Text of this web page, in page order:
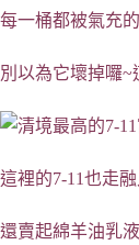
每一桶都被氣充
別以為它壞掉囉~
這裡的7-11也走
還賣起綿羊油乳